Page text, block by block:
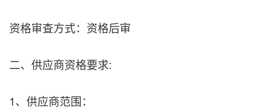
资格审查方式：资格后审
二、供应商资格要求:
1、供应商范围：